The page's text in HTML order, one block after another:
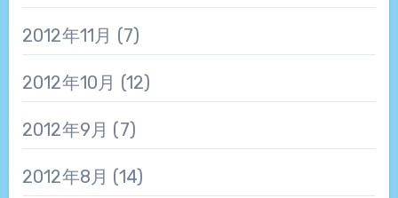
2012年11月 (7)
2012年10月 (12)
2012年9月 (7)
2012年8月 (14)